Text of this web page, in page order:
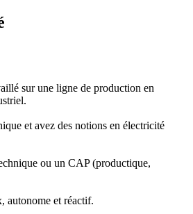
sur une ligne de production en
et avez des notions en électricité
ou un CAP (productique,
autonome et réactif.